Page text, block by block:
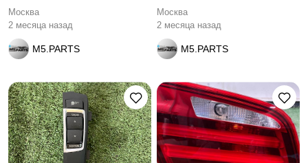
6777980
Москва
2 месяца назад
M5.PARTS
2007
Москва
2 месяца назад
M5.PARTS